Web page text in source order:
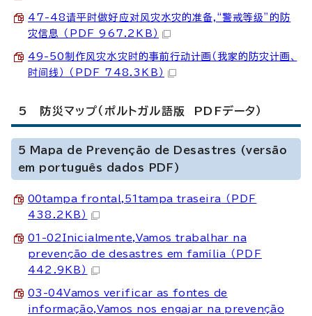
47-48请平时做好应对风灾水灾的准备,“警戒等级”的防
灾信息
（PDF 967.2KB）
49-50制作风灾水灾时的事前行动计画（我家的防灾计画、
时间线）
（PDF 748.3KB）
5 防災マップ（ポルトガル語版 PDFデータ）
5 Mapa de Prevenção de Desastres (versão
em português dados PDF)
00tampa frontal,51tampa traseira
（PDF
438.2KB）
01-02Inicialmente,Vamos trabalhar na
prevenção de desastres em família
（PDF
442.9KB）
03-04Vamos verificar as fontes de
informação,Vamos nos engajar na prevenção